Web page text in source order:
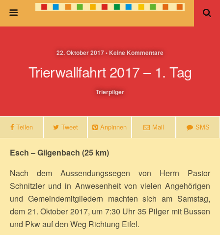
22. Oktober 2017 • Keine Kommentare
Trierwallfahrt 2017 – 1. Tag
Trierpilger
Teilen Tweet Anpinnen Mail SMS
Esch – Gilgenbach (25 km)
Nach dem Aussendungssegen von Herrn Pastor
Schnitzler und in Anwesenheit von vielen Angehörigen
und Gemeindemitgliedern machten sich am Samstag,
dem 21. Oktober 2017, um 7:30 Uhr 35 Pilger mit Bussen
und Pkw auf den Weg Richtung Eifel.